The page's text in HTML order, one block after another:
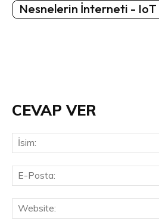
Nesnelerin İnterneti - IoT
CEVAP VER